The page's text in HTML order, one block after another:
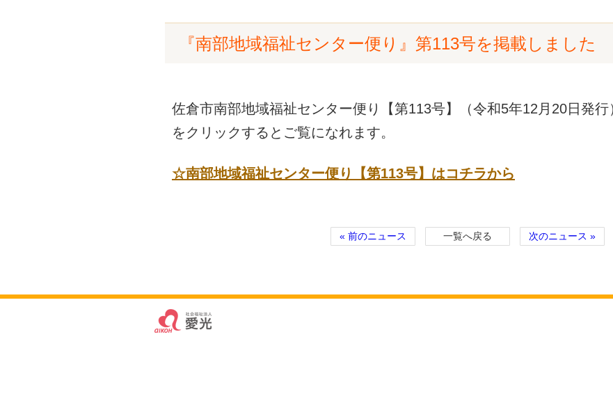
『南部地域福祉センター便り』第113号を掲載しました
佐倉市南部地域福祉センター便り【第113号】（令和5年12月20日発
をクリックするとご覧になれます。
☆南部地域福祉センター便り【第113号】はコチラから
« 前のニュース 一覧へ戻る 次のニュース »